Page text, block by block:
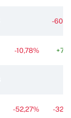
-
-10,78%
-52,27% -